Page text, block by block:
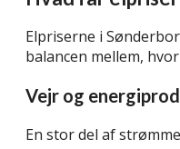
Elpriserne i
balancen mellem,
Vejr og
En stor del af